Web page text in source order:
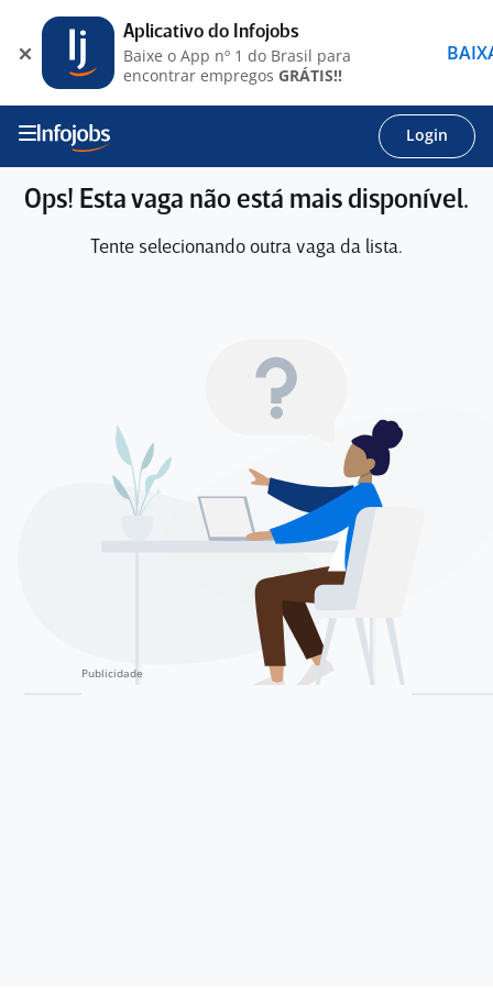
Login
Ops! Esta vaga não está mais disponível.
Tente selecionando outra vaga da lista.
Aplicativo do Infojobs
Baixe o App nº 1 do Brasil para
encontrar empregos GRÁTIS!!